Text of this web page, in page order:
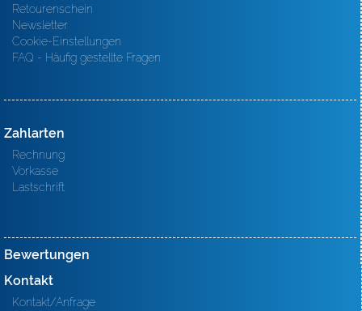
Retourenschein
Newsletter
Cookie-Einstellungen
FAQ - Häufig gestellte Fragen
Zahlarten
Rechnung
Vorkasse
Lastschrift
Bewertungen
Kontakt
Kontakt/Anfrage